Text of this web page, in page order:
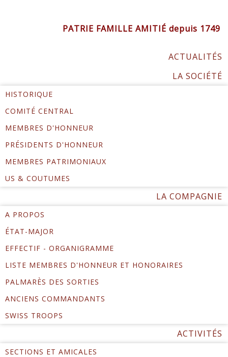
PATRIE FAMILLE AMITIÉ depuis 1749
ACTUALITÉS
LA SOCIÉTÉ
HISTORIQUE
COMITÉ CENTRAL
MEMBRES D'HONNEUR
PRÉSIDENTS D'HONNEUR
MEMBRES PATRIMONIAUX
US & COUTUMES
LA COMPAGNIE
A PROPOS
ÉTAT-MAJOR
EFFECTIF - ORGANIGRAMME
LISTE MEMBRES D'HONNEUR ET HONORAIRES
PALMARÈS DES SORTIES
ANCIENS COMMANDANTS
SWISS TROOPS
ACTIVITÉS
SECTIONS ET AMICALES